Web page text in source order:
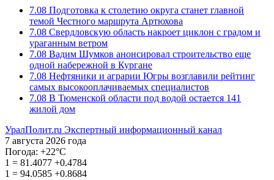
7.08 Подготовка к столетию округа станет главной
темой Честного маршрута Артюхова
7.08 Свердловскую область накроет циклон с градом и
ураганным ветром
7.08 Вадим Шумков анонсировал строительство еще
одной набережной в Кургане
7.08 Нефтяники и аграрии Югры возглавили рейтинг
самых высокооплачиваемых специалистов
7.08 В Тюменской области под водой остается 141
жилой дом
УралПолит.ru Экспертный информационный канал
7 августа 2026 года
Погода: +22°С
1 = 81.4077 +0.4784
1 = 94.0585 +0.8684